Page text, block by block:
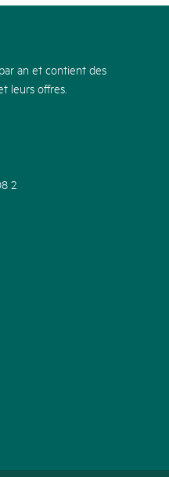
an et contient des
leurs offres.
2